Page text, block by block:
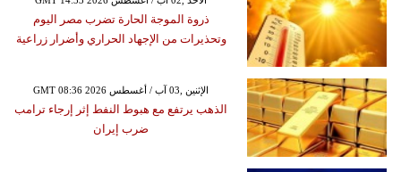
ذروة الموجة الحارة تضرب مصر اليوم
وتحذيرات من الإجهاد الحراري وأضرار زراعية
GMT 08:36 2026 الإثنين ,03 آب / أغسطس
الذهب يرتفع مع هبوط النفط إثر إرجاء ترامب
ضرب إيران